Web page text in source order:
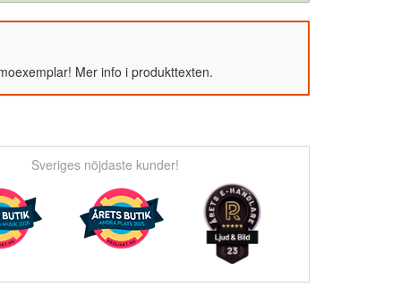
Mer info i produkttexten.
Sveriges nöjdaste kunder!